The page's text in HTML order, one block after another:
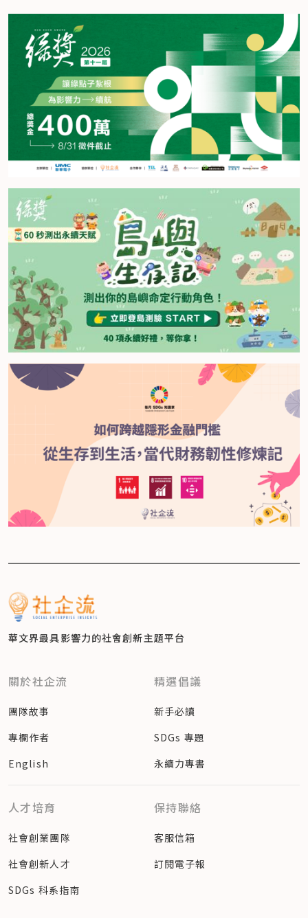
華文界最具影響力的社會創新主題平台
關於社企流
團隊故事
專欄作者
English
精選倡議
新手必讀
SDGs 專題
永續力專書
人才培育
社會創業團隊
社會創新人才
SDGs 科系指南
保持聯絡
客服信箱
訂閱電子報